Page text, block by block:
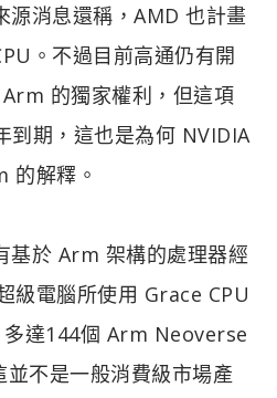
源消息還稱，AMD 也計畫
。不過目前高通仍有開
的獨家權利，但這項
到期，這也是為何 NVIDIA
的解釋。
基於 Arm 架構的處理器經
電腦所使用 Grace CPU
達144個 Arm Neoverse
不是一般消費級市場產